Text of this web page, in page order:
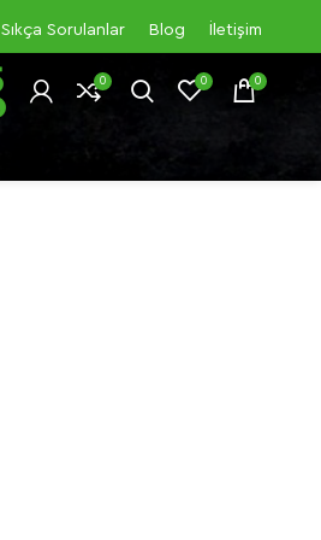
Sıkça Sorulanlar Blog İletişim
0 0 0